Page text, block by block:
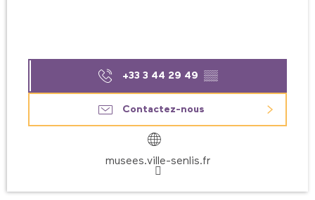
+33 3 44 29 49 ▒▒
Contactez-nous
musees.ville-senlis.fr